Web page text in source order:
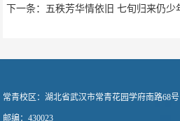
常青校区：湖北省武汉市常青花园学府南路68号
邮编：430023